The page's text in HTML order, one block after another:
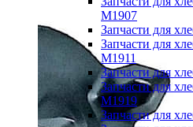
M1907
Запчасти для
Запчасти для
M1911
Запчасти для
Запчасти для
M1919
Запчасти для